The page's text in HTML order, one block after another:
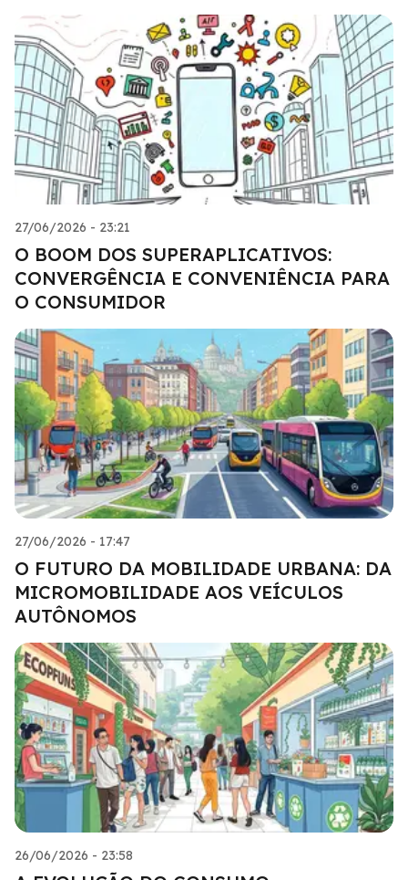
27/06/2026 - 23:21
O BOOM DOS SUPERAPLICATIVOS:
CONVERGÊNCIA E CONVENIÊNCIA PARA
O CONSUMIDOR
27/06/2026 - 17:47
O FUTURO DA MOBILIDADE URBANA: DA
MICROMOBILIDADE AOS VEÍCULOS
AUTÔNOMOS
26/06/2026 - 23:58